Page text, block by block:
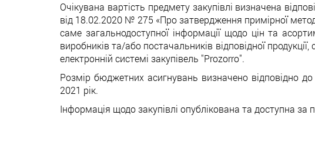
Очікувана вартість предмету закупівлі визначена
від 18.02.2020 № 275 «Про затвердження примірної
саме загальнодоступної інформації щодо цін та
виробників та/або постачальників відповідної
електронній системі закупівель "Prozorro".
Розмір бюджетних асигнувань визначено відповідно
2021 рік.
Інформація щодо закупівлі опублікована та доступна за